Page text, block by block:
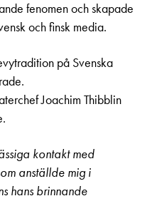
fenomen och skapade
och finsk media.
på Svenska
Joachim Thibblin
kontakt med
anställde mig i
hans brinnande